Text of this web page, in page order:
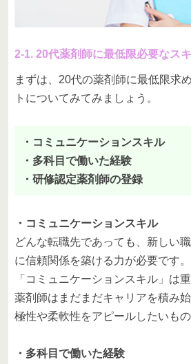
2-1. 20代薬剤師に最低限必要なス
まずは、20代の薬剤師に最低限求
トについてみてみましょう。
・コミュニケーションスキル
・多科目で働いた経験
・研修認定薬剤師の登録
・コミュニケーションスキル
どんな転職先であっても、新しい
に信頼関係を築ける力が必要です
「コミュニケーションスキル」は
薬剤師はまだまだキャリアを積み
極性や柔軟性をアピールしたいもの
・多科目で働いた経験